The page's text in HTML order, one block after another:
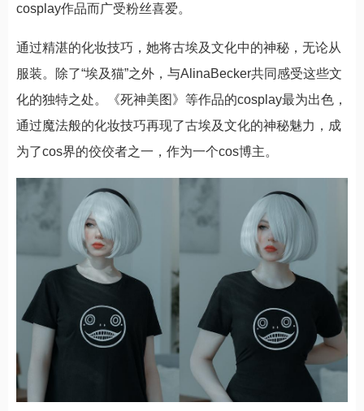
cosplay作品而广受粉丝喜爱。
通过精湛的化妆技巧，她将古埃及文化中的神秘，无论从
服装。除了“埃及猫”之外，与AlinaBecker共同感受这些文
化的独特之处。《死神美图》等作品的cosplay最为出色，
通过魔法般的化妆技巧再现了古埃及文化的神秘魅力，成
为了cos界的佼佼者之一，作为一个cos博主。